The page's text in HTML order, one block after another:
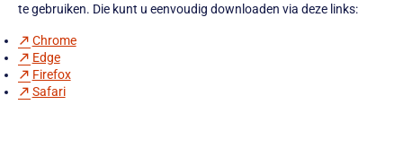
te gebruiken. Die kunt u eenvoudig downloaden via deze links:
Chrome
Edge
Firefox
Safari